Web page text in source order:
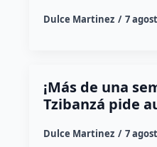
Dulce Martinez 7
¡Más de una
Tzibanzá pide
Dulce Martinez 7